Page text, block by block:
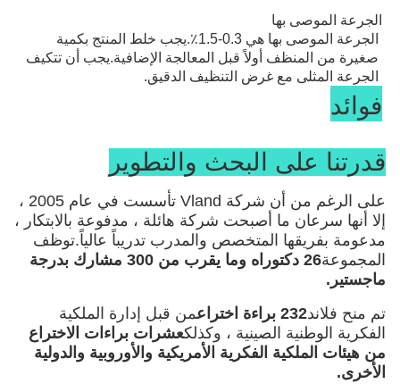
البروتياز قادر على تحطيم البروتين إلى ببتيدات قابلة للذوبان
في الطور السائل ، وبهذه الطريقة تتم إزالة البقع البروتينية.
الجرعة الموصى بها
الجرعة المثلى مع غرض التنظيف الدقيق.
فوائد
الصوديوم
* حالة غسيل معتدلة وأضرار أقل للأقمشة
قدرتنا على البحث والتطوير
على الرغم من أن شركة Vland تأسست في عام 2005 ،
إلا أنها سرعان ما أصبحت شركة هائلة ، مدفوعة بالابتكار ،
مدعومة بفريقها المتخصص والمدرب تدريباً عالياً.توظف
المجموعة
26 دكتوراه وما يقرب من 300 مشارك بدرجة
ماجستير.
تم منح فلاند232 براءة اختراع
من قبل إدارة الملكية
الفكرية الوطنية الصينية ، وكذلكعشرات براءات الاختراع
من هيئات الملكية الفكرية الأمريكية والأوروبية والدولية
الأخرى.